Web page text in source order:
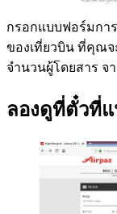
กรอกแบบฟอร์มกา
ของเที่ยวบิน ที่คุณจ
จำนวนผู้โดยสาร
ลองดูที่ตั๋วที่